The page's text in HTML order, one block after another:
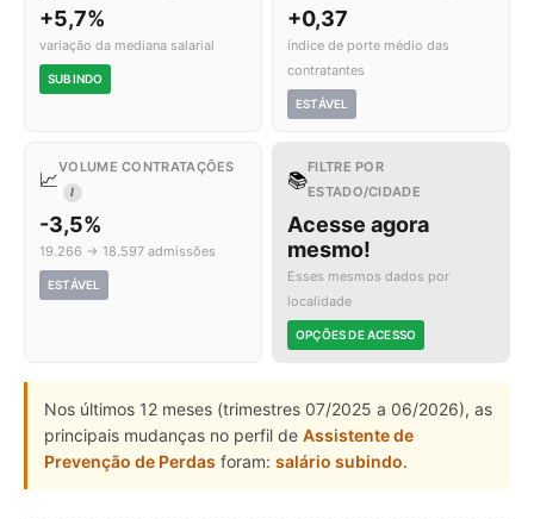
+5,7%
variação da mediana salarial
SUBINDO
+0,37
índice de porte médio das
contratantes
ESTÁVEL
📈
VOLUME CONTRATAÇÕES
I
-3,5%
19.266 → 18.597 admissões
ESTÁVEL
📚
FILTRE POR
ESTADO/CIDADE
Acesse agora
mesmo!
Esses mesmos dados por
localidade
OPÇÕES DE ACESSO
Nos últimos 12 meses (trimestres 07/2025 a 06/2026), as
principais mudanças no perfil de Assistente de
Prevenção de Perdas foram: salário subindo.